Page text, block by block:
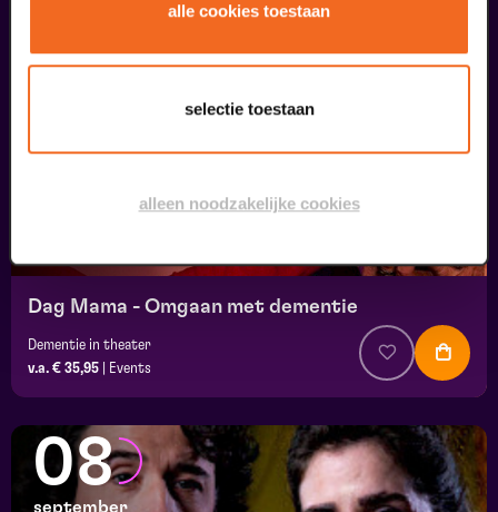
alle cookies toestaan
selectie toestaan
alleen noodzakelijke cookies
Dag Mama - Omgaan met dementie
Dementie in theater
v.a. € 35,95
Events
08
september